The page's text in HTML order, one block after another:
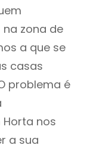
na zona de
a que se
casas
problema é
nos
a sua